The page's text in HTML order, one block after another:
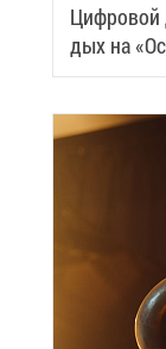
Циф­ро­вой
дых на
вить си­лы